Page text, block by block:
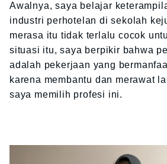
Awalnya, saya belajar
industri perhotelan di sekolah
merasa itu tidak terlalu cocok
situasi itu, saya berpikir bahwa
adalah pekerjaan yang
karena membantu dan merawat
saya memilih profesi ini.